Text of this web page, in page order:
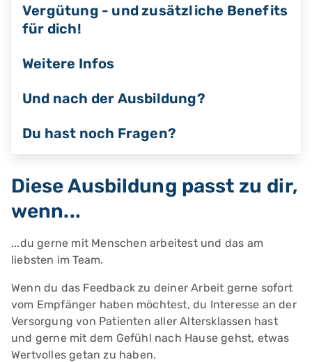
Diese Ausbildung passt zu dir,
wenn...
...du gerne mit Menschen arbeitest und das am
liebsten im Team.
Wenn du das Feedback zu deiner Arbeit gerne sofort
vom Empfänger haben möchtest, du Interesse an der
Versorgung von Patienten aller Altersklassen hast
und gerne mit dem Gefühl nach Hause gehst, etwas
Wertvolles getan zu haben.
Vergütung - und zusätzliche Benefits
für dich!
Weitere Infos
Und nach der Ausbildung?
Du hast noch Fragen?